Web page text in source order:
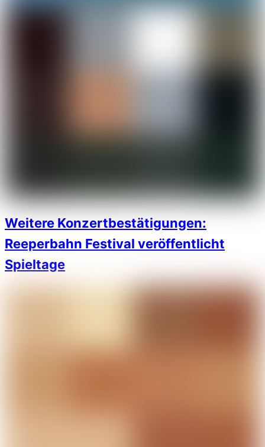
Weitere Konzertbestätigungen:
Reeperbahn Festival veröffentlicht
Spieltage